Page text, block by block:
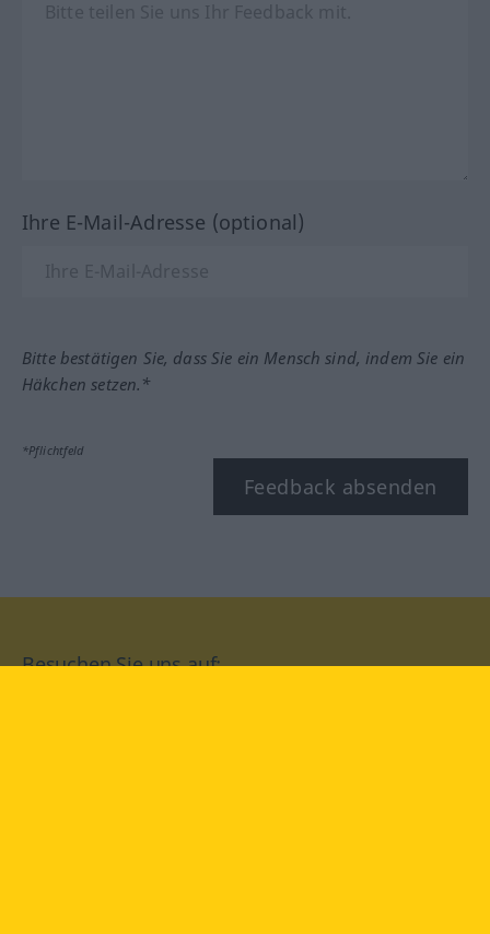
Ihre E-Mail-Adresse (optional)
Bitte bestätigen Sie, dass Sie ein Mensch sind, indem Sie ein
Häkchen setzen.*
*Pflichtfeld
Feedback absenden
Besuchen Sie uns auf: